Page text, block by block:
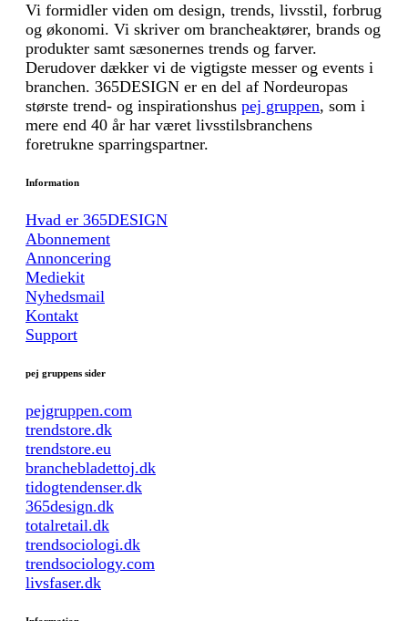
Vi formidler viden om design, trends, livsstil, forbrug
og økonomi. Vi skriver om brancheaktører, brands og
produkter samt sæsonernes trends og farver.
Derudover dækker vi de vigtigste messer og events i
branchen. 365DESIGN er en del af Nordeuropas
største trend- og inspirationshus pej gruppen, som i
mere end 40 år har været livsstilsbranchens
foretrukne sparringspartner.
Information
Hvad er 365DESIGN
Abonnement
Annoncering
Mediekit
Nyhedsmail
Kontakt
Support
pej gruppens sider
pejgruppen.com
trendstore.dk
trendstore.eu
branchebladettoj.dk
tidogtendenser.dk
365design.dk
totalretail.dk
trendsociologi.dk
trendsociology.com
livsfaser.dk